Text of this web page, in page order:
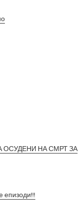
ОСУДЕНИ НА СМРТ ЗА
епизоди!!!